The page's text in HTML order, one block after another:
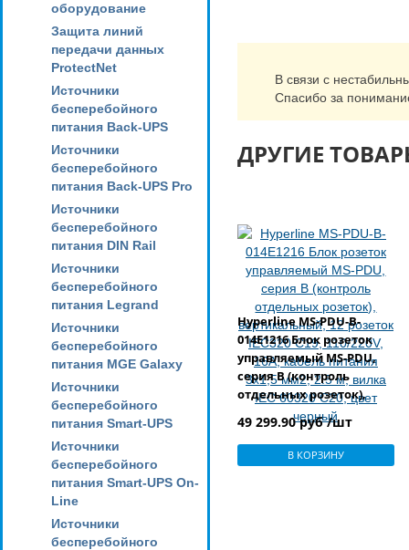
оборудование
Защита линий
передачи данных
ProtectNet
Источники
бесперебойного
питания Back-UPS
Источники
бесперебойного
питания Back-UPS Pro
Источники
бесперебойного
питания DIN Rail
Источники
бесперебойного
питания Legrand
Источники
бесперебойного
питания MGE Galaxy
Источники
бесперебойного
питания Smart-UPS
Источники
бесперебойного
питания Smart-UPS On-
Line
Источники
бесперебойного
В связи с
Спасибо за
ДРУГИЕ
Hyperline MS-PDU-B-
014E1216 Блок розеток
управляемый MS-PDU,
серия В (контроль
отдельных розеток),
вертикальный, 12
розеток IEC320 C19,
110/220V, 16А, кабель
питания 3х1,5 мм2, 2.5 м,
49 299.90 руб /шт
В КОРЗИНУ